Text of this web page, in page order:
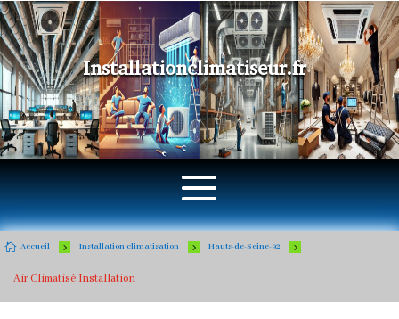
Installationclimatiseur.fr
 Accueil 5 Installation climatisation 5 Hauts-de-Seine-92 5
Air Climatisé Installation